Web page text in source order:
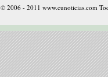
© 2006 - 2011 www.cunoticias.com